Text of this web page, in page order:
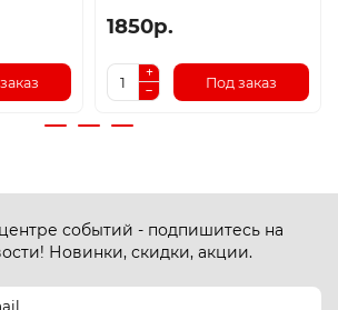
1850р.
Под заказ
событий - подпишитесь на
Новинки, скидки, акции.